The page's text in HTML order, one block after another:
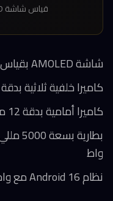
قياس شاشة AMOLED بتردد تحديث 120Hz
شاشة AMOLED بقياس 6.7 بوصة وتردد 120Hz
كاميرا خلفية ثلاثية بدقة 50 ميجابكسل للمستشعر الرئيسي
كاميرا أمامية بدقة 12 ميجابكسل
واط
نظام Android 16 مع واجهة One UI 8.5